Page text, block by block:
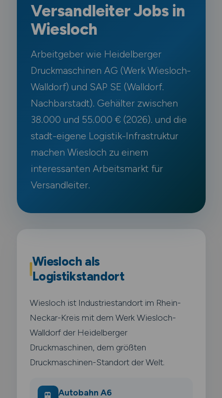
Versandleiter Jobs in
Wiesloch
Arbeitgeber wie Heidelberger
Druckmaschinen AG (Werk Wiesloch-
Walldorf) und SAP SE (Walldorf.
Nachbarstadt). Gehälter zwischen
38.000 und 55.000 € (2026). und die
stadt-eigene Logistik-Infrastruktur
machen Wiesloch zu einem
interessanten Arbeitsmarkt für
Versandleiter.
Wiesloch als
Logistikstandort
Wiesloch ist Industriestandort im Rhein-
Neckar-Kreis mit dem Werk Wiesloch-
Walldorf der Heidelberger
Druckmaschinen, dem größten
Druckmaschinen-Standort der Welt.
Autobahn A6